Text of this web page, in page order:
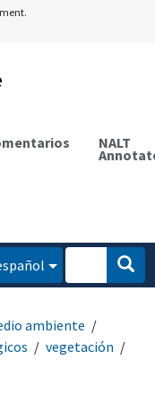
NALT
ambiente
vegetación